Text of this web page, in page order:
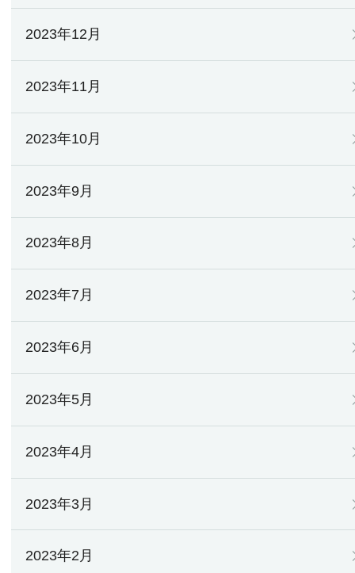
2023年12月
2023年11月
2023年10月
2023年9月
2023年8月
2023年7月
2023年6月
2023年5月
2023年4月
2023年3月
2023年2月